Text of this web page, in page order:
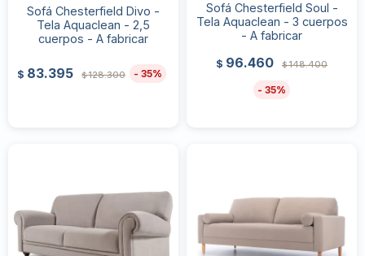
Sofá Chesterfield Divo -
Tela Aquaclean - 2,5
cuerpos - A fabricar
$ 83.395 $128.300 35
Sofá Chesterfield Soul -
Tela Aquaclean - 3 cuerpos
- A fabricar
$ 96.460 $148.400
35